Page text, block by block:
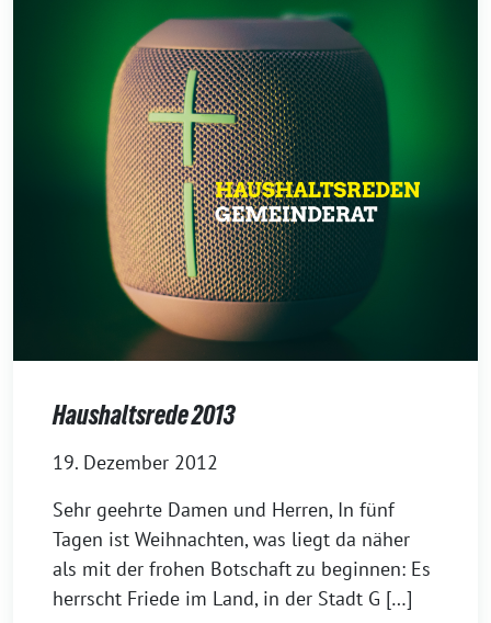
Haushaltsrede 2013
19. Dezember 2012
Sehr geehrte Damen und Herren, In fünf
Tagen ist Weihnachten, was liegt da näher
als mit der frohen Botschaft zu beginnen: Es
herrscht Friede im Land, in der Stadt G […]